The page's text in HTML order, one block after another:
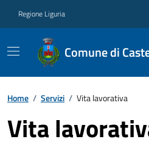
Regione Liguria
Comune di
Home / Servizi / Vita lavorativa
Vita